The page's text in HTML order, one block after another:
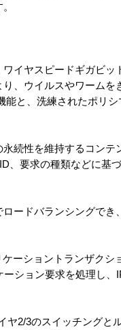
イヤスピードギガビッ
、ウイルスやワームを
と、洗練されたポリ
続性を維持するコンテ
、要求の種類などに基
ードバランシングでき
ーショントランザクシ
ション要求を処理し、
2/3のスイッチングと